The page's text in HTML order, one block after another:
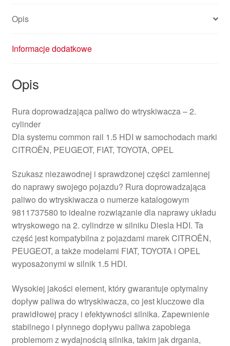
Opis
Informacje dodatkowe
Opis
Rura doprowadzająca paliwo do wtryskiwacza – 2.
cylinder
Dla systemu common rail 1.5 HDI w samochodach marki
CITROËN, PEUGEOT, FIAT, TOYOTA, OPEL
Szukasz niezawodnej i sprawdzonej części zamiennej
do naprawy swojego pojazdu? Rura doprowadzająca
paliwo do wtryskiwacza o numerze katalogowym
9811737580 to idealne rozwiązanie dla naprawy układu
wtryskowego na 2. cylindrze w silniku Diesla HDI. Ta
część jest kompatybilna z pojazdami marek CITROËN,
PEUGEOT, a także modelami FIAT, TOYOTA i OPEL
wyposażonymi w silnik 1.5 HDI.
Wysokiej jakości element, który gwarantuje optymalny
dopływ paliwa do wtryskiwacza, co jest kluczowe dla
prawidłowej pracy i efektywności silnika. Zapewnienie
stabilnego i płynnego dopływu paliwa zapobiega
problemom z wydajnością silnika, takim jak drgania,